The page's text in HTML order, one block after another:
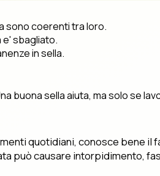
sono coerenti tra loro.
e' sbagliato.
in sella.
buona sella aiuta, ma solo se
quotidiani, conosce bene
può causare intorpidimento,